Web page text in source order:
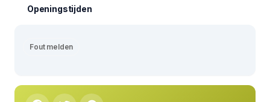
Openingstijden
Fout melden